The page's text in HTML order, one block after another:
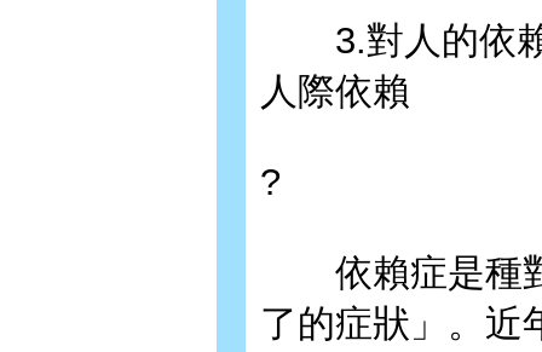
3.對人的依賴
人際依賴
?
依賴症是種對
了的症狀」。近